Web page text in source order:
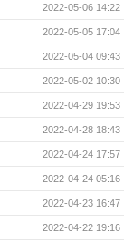
2022-05-06 14:22
2022-05-05 17:04
2022-05-04 09:43
2022-05-02 10:30
2022-04-29 19:53
2022-04-28 18:43
2022-04-24 17:57
2022-04-24 05:16
2022-04-23 16:47
2022-04-22 19:16